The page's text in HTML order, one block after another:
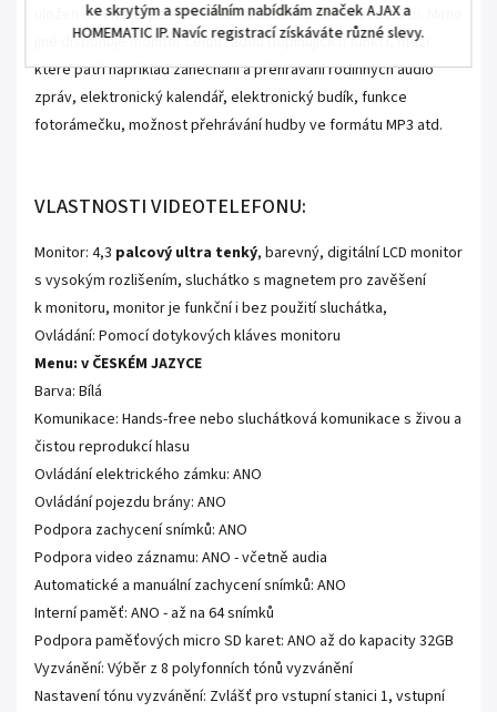
ke skrytým a speciálním nabídkám značek AJAX a
HOMEMATIC IP. Navíc registrací získáváte různé slevy.
uložen do interní paměti nebo na externí paměťovou kartu. Mimo
jiné disponuje monitor celou řadou doplňujících funkcí, mezi
které patří například zanechání a přehrávání rodinných audio
zpráv, elektronický kalendář, elektronický budík, funkce
fotorámečku, možnost přehrávání hudby ve formátu MP3 atd.
VLASTNOSTI VIDEOTELEFONU:
Monitor: 4,3 palcový ultra tenký, barevný, digitální LCD monitor
s vysokým rozlišením, sluchátko s magnetem pro zavěšení
k monitoru, monitor je funkční i bez použití sluchátka,
Ovládání: Pomocí dotykových kláves monitoru
Menu: v ČESKÉM JAZYCE
Barva: Bílá
Komunikace: Hands-free nebo sluchátková komunikace s živou a
čistou reprodukcí hlasu
Ovládání elektrického zámku: ANO
Ovládání pojezdu brány: ANO
Podpora zachycení snímků: ANO
Podpora video záznamu: ANO - včetně audia
Automatické a manuální zachycení snímků: ANO
Interní paměť: ANO - až na 64 snímků
Podpora paměťových micro SD karet: ANO až do kapacity 32GB
Vyzvánění: Výběr z 8 polyfonních tónů vyzvánění
Nastavení tónu vyzvánění: Zvlášť pro vstupní stanici 1, vstupní